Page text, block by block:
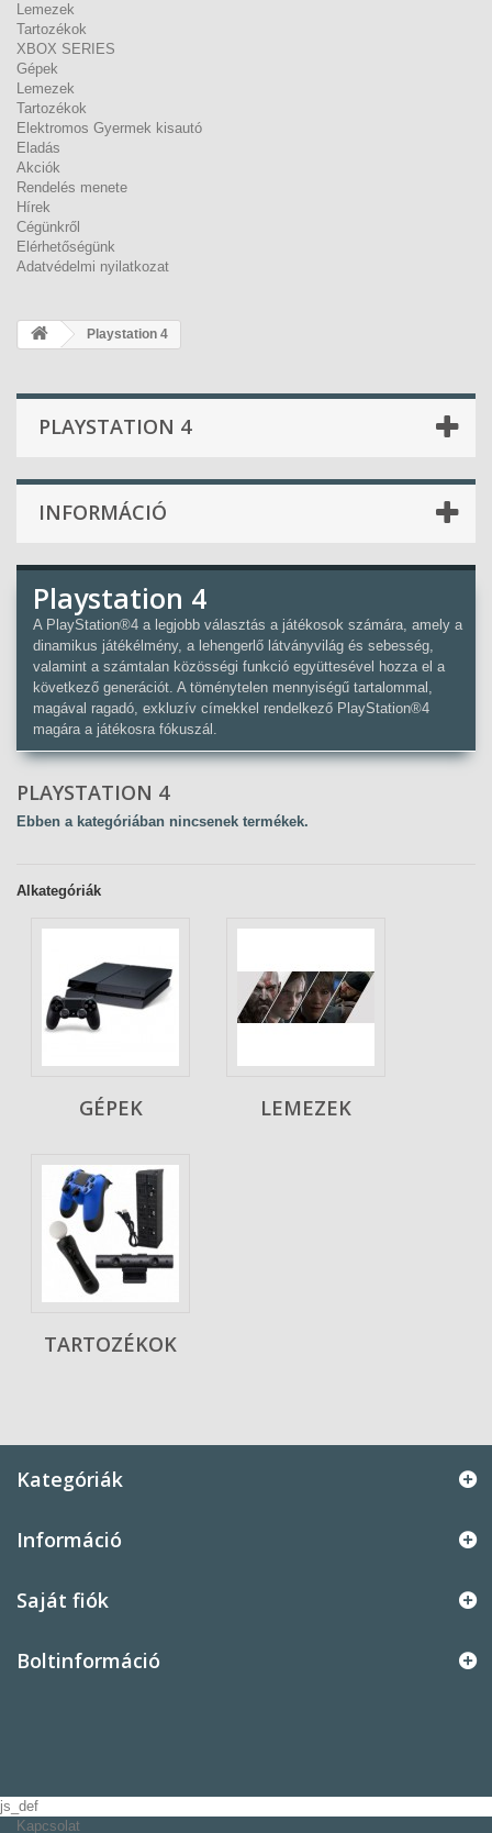
Lemezek
Tartozékok
XBOX SERIES
Gépek
Lemezek
Tartozékok
Elektromos Gyermek kisautó
Eladás
Akciók
Rendelés menete
Hírek
Cégünkről
Elérhetőségünk
Adatvédelmi nyilatkozat
Playstation 4
PLAYSTATION 4
INFORMÁCIÓ
Playstation 4
A PlayStation®4 a legjobb választás a játékosok számára, amely a
dinamikus játékélmény, a lehengerlő látványvilág és sebesség,
valamint a számtalan közösségi funkció együttesével hozza el a
következő generációt. A töménytelen mennyiségű tartalommal,
magával ragadó, exkluzív címekkel rendelkező PlayStation®4
magára a játékosra fókuszál.
PLAYSTATION 4
Ebben a kategóriában nincsenek termékek.
Alkategóriák
GÉPEK LEMEZEK
TARTOZÉKOK
Kategóriák
Információ
Saját fiók
Boltinformáció
js_def
Kapcsolat